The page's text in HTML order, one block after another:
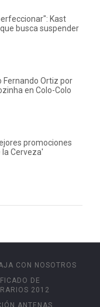
Kast
busca suspender
Fernando Ortiz por
en Colo-Colo
promociones
la Cerveza'
CON NOSOTROS
DE
2012
ANTENAS